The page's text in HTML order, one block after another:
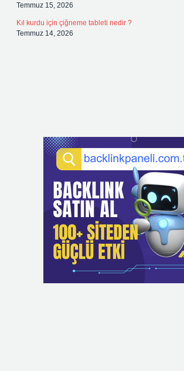
Temmuz 15, 2026
Kıl kurdu için çiğneme tableti nedir ?
Temmuz 14, 2026